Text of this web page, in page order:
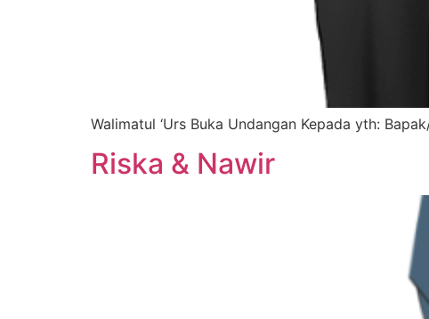
Walimatul ‘Urs Buka Undangan Kepada yth:
Riska & Nawir